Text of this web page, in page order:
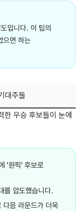
입니다. 이 팀의
으면 하는
대주들
우승 후보들이 눈에
'원픽' 후보로
를 압도했습니다.
다음 라운드가 더욱